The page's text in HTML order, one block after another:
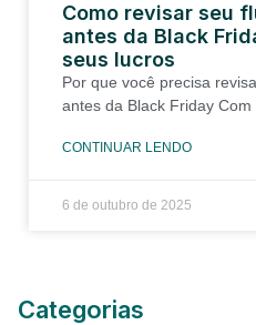
Como revisar seu
antes da Black
seus lucros
Por que você precisa
antes da Black Friday Com
CONTINUAR LENDO
6 de outubro de 2025
Categorias